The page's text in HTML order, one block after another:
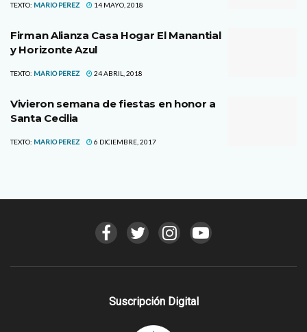
TEXTO: MARIO PEREZ 14 MAYO, 2018
Firman Alianza Casa Hogar El Manantial
y Horizonte Azul
TEXTO: MARIO PEREZ 24 ABRIL, 2018
Vivieron semana de fiestas en honor a
Santa Cecilia
TEXTO: MARIO PEREZ 6 DICIEMBRE, 2017
Suscripción Digital